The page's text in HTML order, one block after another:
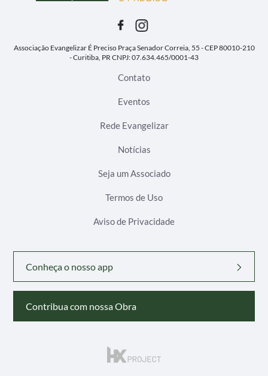
Associação Evangelizar É PrecisoPraça Senador Correia, 55 - CEP 80010-210
- Curitiba, PRCNPJ: 07.634.465/0001-43
Contato
Eventos
Rede Evangelizar
Notícias
Seja um Associado
Termos de Uso
Aviso de Privacidade
Conheça o nosso app
Contribua com nossa Obra